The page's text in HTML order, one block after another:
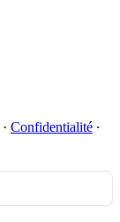
· Confidentialité ∙